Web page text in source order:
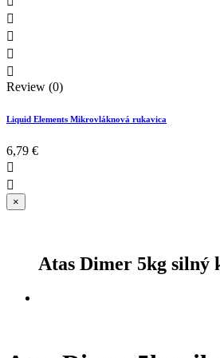




Review (0)
Liquid Elements Mikrovláknová rukavica
6,79 €


×
Atas Dimer 5kg silný